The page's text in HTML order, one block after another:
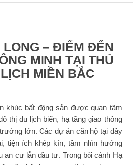
LONG – ĐIỂM ĐẾN
MINH TẠI THỦ
MIỀN BẮC
khúc bất động sản được quan tâm
thị du lịch biển, hạ tầng giao thông
lớn. Các dự án căn hộ tại đây
tiện ích khép kín, tầm nhìn hướng
an cư lẫn đầu tư. Trong bối cảnh Hạ